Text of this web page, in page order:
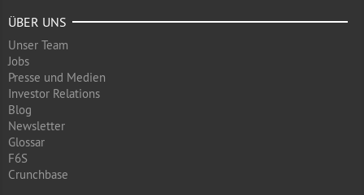
ÜBER UNS
Unser Team
Jobs
Presse und Medien
Investor Relations
Blog
Newsletter
Glossar
F6S
Crunchbase